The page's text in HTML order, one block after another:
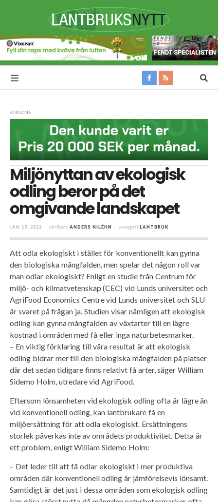
ANNONS
Miljönyttan av ekologisk
odling beror på det
omgivande landskapet
JAN 15, 2022 skribent ANDERS NILÉHN kategori LANTBRUK
Att odla ekologiskt i stället för konventionellt kan gynna
den biologiska mångfalden, men spelar det någon roll var
man odlar ekologiskt? Enligt en studie från Centrum för
miljö- och klimatvetenskap (CEC) vid Lunds universitet och
AgriFood Economics Centre vid Lunds universitet och SLU
är svaret på frågan ja. Studien visar nämligen att ekologisk
odling kan gynna mångfalden av växtarter till en lägre
kostnad i områden med få eller inga naturbetesmarker.
– En viktig förklaring till våra resultat är att ekologisk
odling bidrar mer till den biologiska mångfalden på platser
där det sedan tidigare finns relativt få arter, säger William
Sidemo Holm, utredare vid AgriFood.
Eftersom lönsamheten vid ekologisk odling ofta är lägre än
vid konventionell odling, kan lantbrukare få en
miljöersättning för att odla ekologiskt. Ersättningens
storlek påverkas inte av områdets produktivitet. Detta är
ett problem, enligt William Sidemo Holm:
– Det leder till att få odlar ekologiskt i mer produktiva
områden där konventionell odling är jämförelsevis lönsamt.
Samtidigt är det just i dessa områden som ekologisk odling